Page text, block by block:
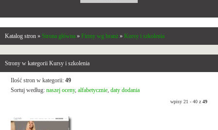
Katalog stron » Strona główna » Firmy wg branż » Kursy i szkolenia
Strony w kategorii Kursy i szkolenia
Ilość stron w kategorii:49
Sortuj według:naszej oceny,alfabetycznie ,daty dodania
wpisy 21 - 40 z 49